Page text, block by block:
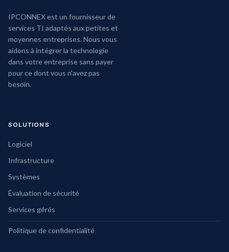
IPCONNEX est un fournisseur de
services TI adaptés aux petites et
moyennes entreprises. Nous vous
aidons à intégrer la technologie
dans votre entreprise sans payer
pour ce dont vous n'avez pas
besoin.
SOLUTIONS
Logiciel
Infrastructure
Systèmes
Évaluation de sécurité
Services gérés
Politique de confidentialité